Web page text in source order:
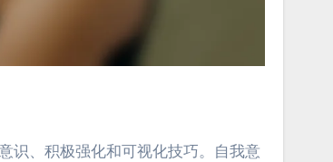
识、积极强化和可视化技巧。自我意